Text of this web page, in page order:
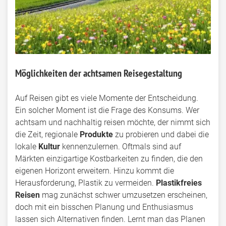
Möglichkeiten der achtsamen Reisegestaltung
Auf Reisen gibt es viele Momente der Entscheidung.
Ein solcher Moment ist die Frage des Konsums. Wer
achtsam und nachhaltig reisen möchte, der nimmt sich
die Zeit, regionale Produkte zu probieren und dabei die
lokale Kultur kennenzulernen. Oftmals sind auf
Märkten einzigartige Kostbarkeiten zu finden, die den
eigenen Horizont erweitern. Hinzu kommt die
Herausforderung, Plastik zu vermeiden. Plastikfreies
Reisen mag zunächst schwer umzusetzen erscheinen,
doch mit ein bisschen Planung und Enthusiasmus
lassen sich Alternativen finden. Lernt man das Planen